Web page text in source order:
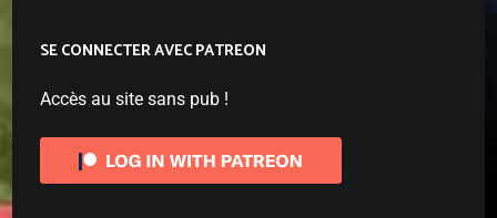
SE CONNECTER AVEC PATREON
Accès au site sans pub !